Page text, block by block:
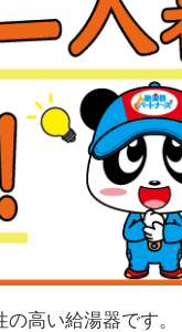
高い給湯器です。